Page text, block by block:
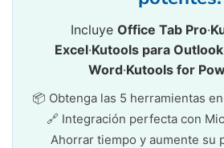
Incluye Office Tab Pro·
Excel·Kutools para Outlook
Word·Kutools for
📦 Obtenga las 5 herramientas
🔗 Integración perfecta con
Ahorrar tiempo y aumente su